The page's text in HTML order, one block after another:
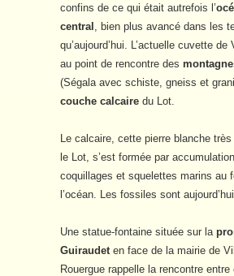
confins de ce qui était autrefois l’
central
, bien plus avancé dans les
qu’aujourd’hui. L’actuelle cuvette
au point de rencontre des
(Ségala avec schiste, gneiss et
couche calcaire du Lot.
Le calcaire, cette pierre blanche
le Lot, s’est formée par
coquillages et squelettes marins au
l’océan. Les fossiles sont
Une statue-fontaine située sur la
Guiraudet en face de la mairie de
Rouergue rappelle la rencontre